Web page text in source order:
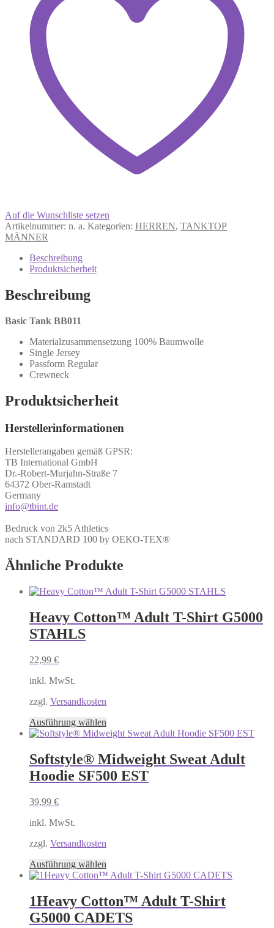
Auf die Wunschliste setzen
Artikelnummer: n. a. Kategorien: HERREN, TANKTOP
MÄNNER
Beschreibung
Produktsicherheit
Beschreibung
Basic Tank BB011
Materialzusammensetzung 100% Baumwolle
Single Jersey
Passform Regular
Crewneck
Produktsicherheit
Herstellerinformationen
Herstellerangaben gemäß GPSR:
TB International GmbH
Dr.-Robert-Murjahn-Straße 7
64372 Ober-Ramstadt
Germany
info@tbint.de
Bedruck von 2k5 Athletics
nach STANDARD 100 by OEKO-TEX®
Ähnliche Produkte
Heavy Cotton™ Adult T-Shirt G5000
STAHLS
22,99 €
inkl. MwSt.
zzgl. Versandkosten
Ausführung wählen
Produkt
mehrere
Varianten
auf.
werden
Softstyle® Midweight Sweat Adult
Hoodie SF500 EST
39,99 €
inkl. MwSt.
zzgl. Versandkosten
Ausführung wählen
Produkt
mehrere
Varianten
auf.
1Heavy Cotton™ Adult T-Shirt
G5000 CADETS